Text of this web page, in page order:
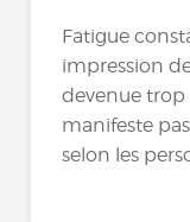
Fatigue
impression
devenue trop
manifeste
selon les